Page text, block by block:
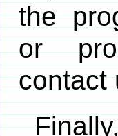
the
or
contact